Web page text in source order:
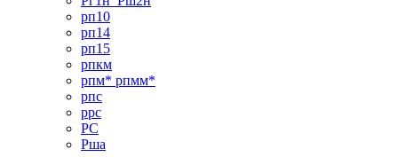
рп10
рп14
рп15
рпкм
рпм* рпмм*
рпс
ррс
РС
Рша